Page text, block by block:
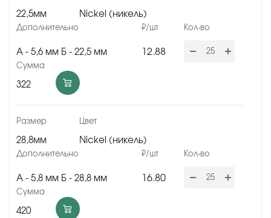
22,5мм Nickel (никель)
А - 5,6 мм Б - 22,5 мм 12.88
322
28,8мм Nickel (никель)
А - 5,8 мм Б - 28,8 мм 16.80
420